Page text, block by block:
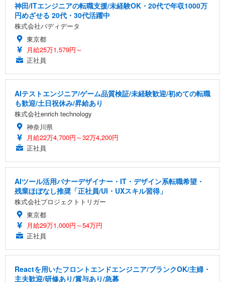
神田/ITエンジニアの転職支援/未経験OK・20代で年収1000万
円めざせる 20代・30代活躍中
株式会社バディデータ
東京都
月給25万1,579円～
正社員
AIテストエンジニア/ゲーム品質検証/未経験歓迎/初めての転職
も歓迎/土日祝休み/昇給あり
株式会社enrich technology
神奈川県
月給22万4,700円～32万4,200円
正社員
AIツール活用バナーデザイナー・IT・デザイン系転職希望・
残業ほぼなし推奨「正社員/UI・UXスキル習得」
株式会社プロジェクトトリガー
東京都
月給29万1,000円～54万円
正社員
Reactを用いたフロントエンドエンジニア/ブランクOK/主婦・
主夫歓迎/研修あり/賞与あり/急募